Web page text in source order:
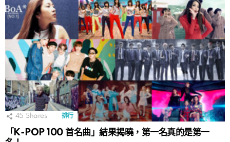
45 Shares 排行
「K-POP 100 首名曲」結果揭曉，第一名真的是第一